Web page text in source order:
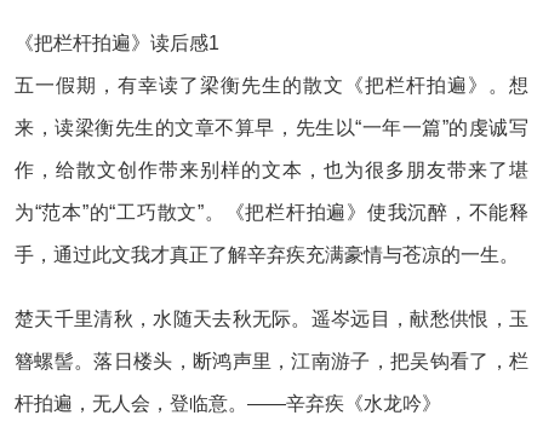
《把栏杆拍遍》读后感1
五一假期，有幸读了梁衡先生的散文《把栏杆拍遍》。想
来，读梁衡先生的文章不算早，先生以“一年一篇”的虔诚写
作，给散文创作带来别样的文本，也为很多朋友带来了堪
为“范本”的“工巧散文”。《把栏杆拍遍》使我沉醉，不能释
手，通过此文我才真正了解辛弃疾充满豪情与苍凉的一生。
楚天千里清秋，水随天去秋无际。遥岑远目，献愁供恨，玉
簪螺髻。落日楼头，断鸿声里，江南游子，把吴钩看了，栏
杆拍遍，无人会，登临意。——辛弃疾《水龙吟》